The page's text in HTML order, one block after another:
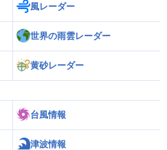
風レーダー
世界の雨雲レーダー
黄砂レーダー
台風情報
津波情報